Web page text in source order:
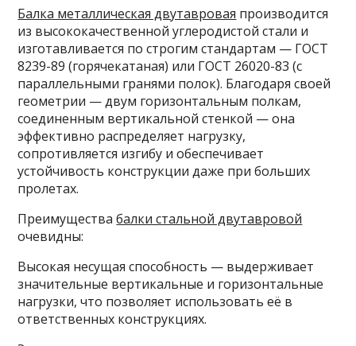
Балка металлическая двутавровая производится
из высококачественной углеродистой стали и
изготавливается по строгим стандартам — ГОСТ
8239-89 (горячекатаная) или ГОСТ 26020-83 (с
параллельными гранями полок). Благодаря своей
геометрии — двум горизонтальным полкам,
соединенным вертикальной стенкой — она
эффективно распределяет нагрузку,
сопротивляется изгибу и обеспечивает
устойчивость конструкции даже при больших
пролетах.
Преимуществабалки стальной двутавровой
очевидны:
Высокая несущая способность — выдерживает
значительные вертикальные и горизонтальные
нагрузки, что позволяет использовать её в
ответственных конструкциях.